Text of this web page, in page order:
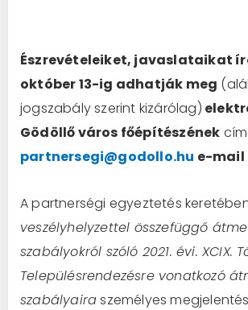
Észrevételeiket, javaslataikat
október 13-ig adhatják meg
jogszabály szerint kizárólag)
Gödöllő város főépítészének
partnersegi@godollo.hu e-mail
A partnerségi egyeztetés
veszélyhelyzettel összefüggő
szabályokról szóló 2021. évi. XCIX.
Településrendezésre vonatkozó
szabályairaszemélyes